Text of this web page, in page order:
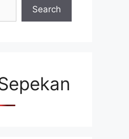
Search